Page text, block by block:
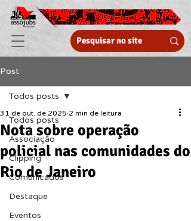
Post
Todos posts
Associação
Clipping
Comunicados
Destaque
Eventos
Todos posts
Nota sobre operação
policial nas comunidades do
Rio de Janeiro
31 de out. de 2025 2 min de leitura